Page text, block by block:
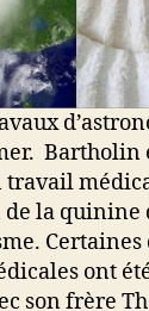
travail
la quinine
Certaines
ont
son frère